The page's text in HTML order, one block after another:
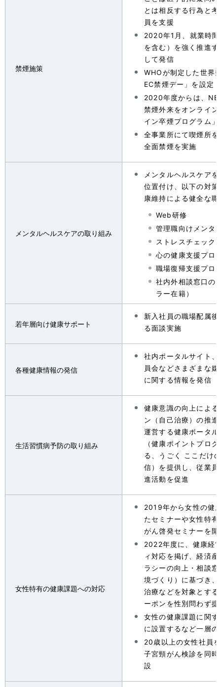
禁煙施策
とは相反する行為と
員を支援
2020年1月、就業時
を含む）を強く推進
して発信
WHOが制定した世界
EC禁煙デー」を設定
2020年度からは、
禁煙外来をオンライ
イン卒煙プログラム
全事業所にて喫煙所
全面禁煙を実施
メンタルヘルスケアの取り組み
メンタルヘルスケア
位置付け、以下の対
康維持による健全な
Web研修
管理職向けメンタ
ストレスチェック
心の健康支援プロ
職場復帰支援プロ
社内外相談窓口の
ラー在籍）
若年層向け健康サポート
新入社員の職場配属
る面談実施
各種健康情報の発信
社内ポータルサイト
員会などさまざまな
に関する情報を発信
生活習慣病予防の取り組み
健康意識の向上によ
ン（自己治療）の推
運営する健康ポータ
（健康ポイントプロ
る、うごく ここだけ
信）を提供し、従業
進活動を促進
女性特有の健康課題への対応
2019年から女性の健
たセミナーや女性特
がん啓発セミナーを開
2022年度に、健康経
ィ対応を掲げ、経済
ラシーの向上・相談
境づくり）に基づき
治療などを対象とす
ーポンを性別問わず
女性の健康課題に関
に設置するなど一層
20歳以上の女性社員
子宮頸がん検診を同
設